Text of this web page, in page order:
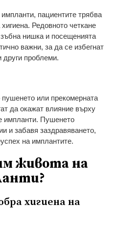
пациентите трябва
Редовното четкане
нишка и посещенията
важни, за да се избегнат
други проблеми.
или прекомерната
да окажат влияние върху
импланти. Пушенето
и забавя заздравяването,
на имплантите.
живота на
хигиена на